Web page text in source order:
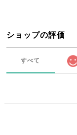
ショップの評価
すべて